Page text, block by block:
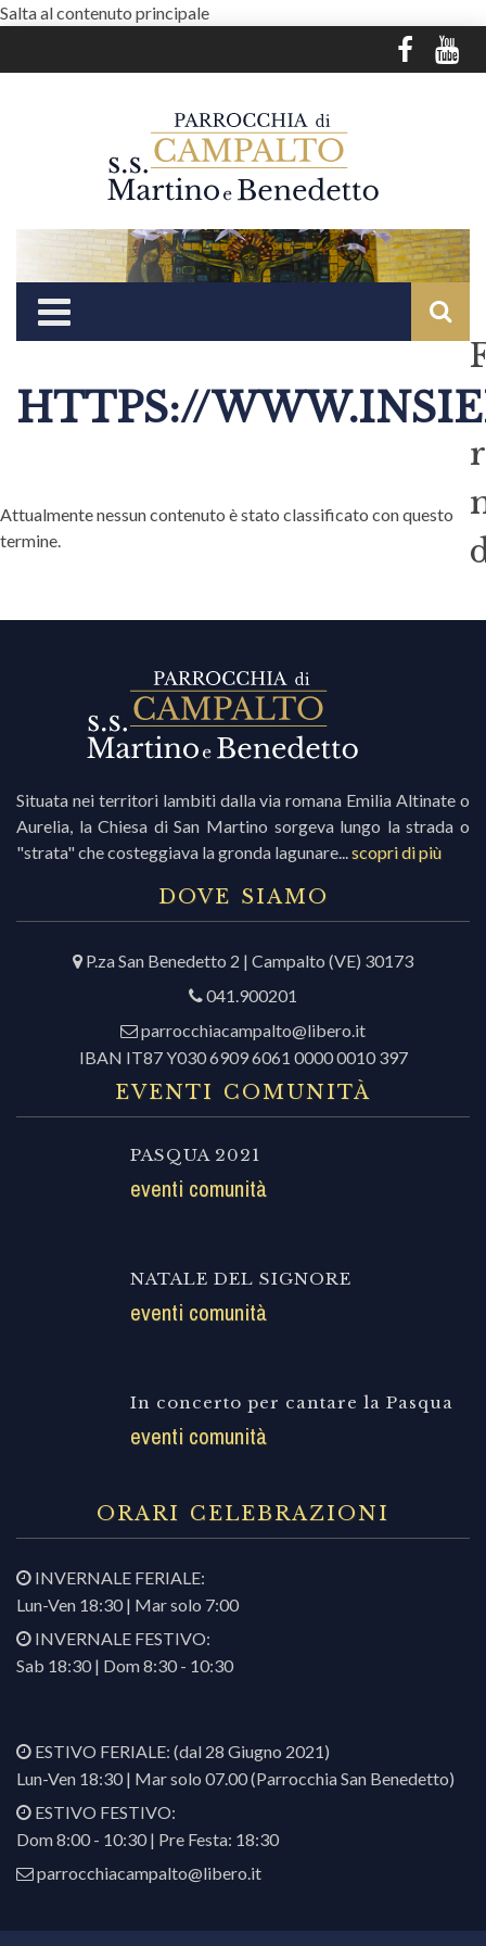
Salta al contenuto principale
r
HTTPS://
Attualmente nessun contenuto è stato classificato con questo
termine.
Situata nei territori lambiti dalla via romana Emilia Altinate o
Aurelia, la Chiesa di San Martino sorgeva lungo la strada o
"strata" che costeggiava la gronda lagunare...scopri di più
DOVE SIAMO
P.za San Benedetto 2 | Campalto (VE) 30173
041.900201
parrocchiacampalto@libero.it
IBAN IT87 Y030 6909 6061 0000 0010 397
EVENTI COMUNITÀ
PASQUA 2021
eventi comunità
NATALE DEL SIGNORE
eventi comunità
In concerto per cantare la Pasqua
eventi comunità
ORARI CELEBRAZIONI
INVERNALE FERIALE:
Lun-Ven 18:30 | Mar solo 7:00
INVERNALE FESTIVO:
Sab 18:30 | Dom 8:30 - 10:30
ESTIVO FERIALE: (dal 28 Giugno 2021)
Lun-Ven 18:30 | Mar solo 07.00 (Parrocchia San Benedetto)
ESTIVO FESTIVO:
Dom 8:00 - 10:30 | Pre Festa: 18:30
parrocchiacampalto@libero.it